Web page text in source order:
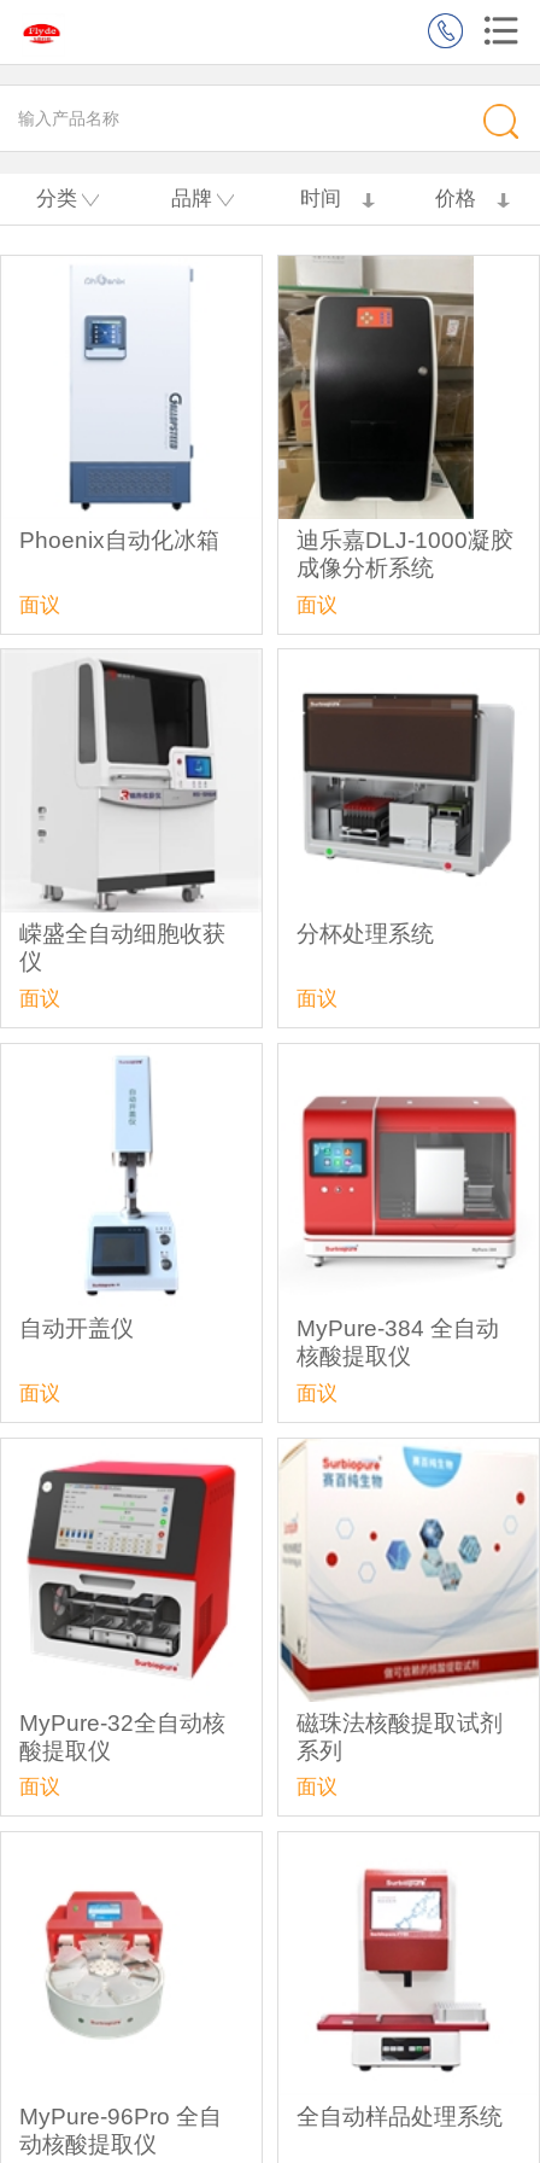
分类 品牌 时间 价格
Phoenix自动化冰箱
面议
迪乐嘉DLJ-1000凝胶
成像分析系统
面议
嵘盛全自动细胞收获
仪
面议
分杯处理系统
面议
自动开盖仪
面议
MyPure-384 全自动
核酸提取仪
面议
MyPure-32全自动核
酸提取仪
面议
磁珠法核酸提取试剂
系列
面议
MyPure-96Pro 全自
动核酸提取仪
全自动样品处理系统